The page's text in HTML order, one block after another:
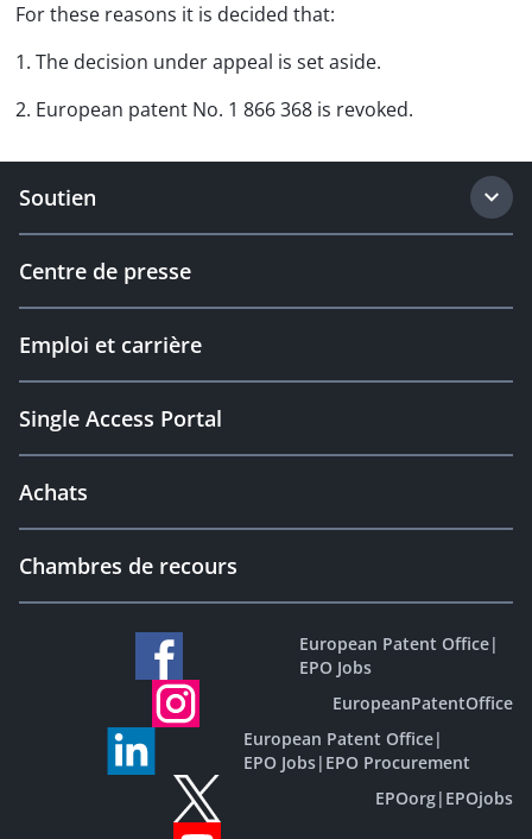
For these reasons it is decided that:
1. The decision under appeal is set aside.
2. European patent No. 1 866 368 is revoked.
Soutien
Centre de presse
Emploi et carrière
Single Access Portal
Achats
Chambres de recours
European Patent Office|
EPO Jobs
EuropeanPatentOffice
European Patent Office|
EPO Jobs| EPO Procurement
EPOorg| EPOjobs